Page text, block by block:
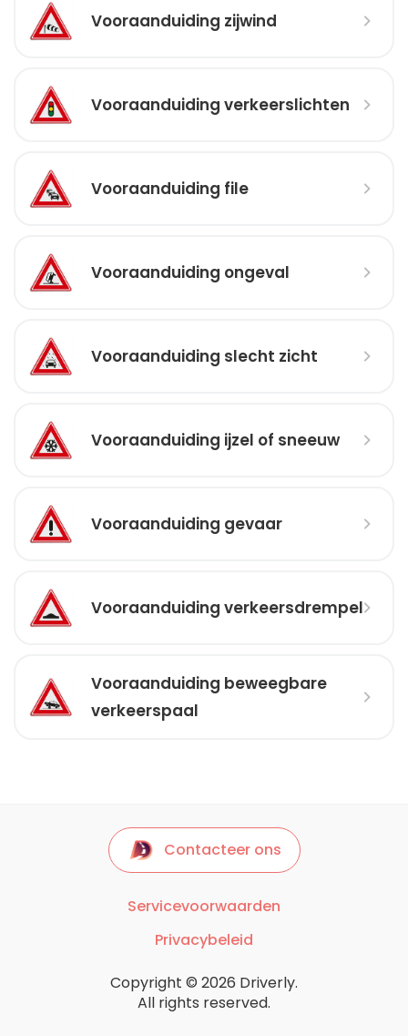
Vooraanduiding zijwind
Vooraanduiding verkeerslichten
Vooraanduiding file
Vooraanduiding ongeval
Vooraanduiding slecht zicht
Vooraanduiding ijzel of sneeuw
Vooraanduiding gevaar
Vooraanduiding verkeersdrempel
Vooraanduiding beweegbare
verkeerspaal
Contacteer ons
Servicevoorwaarden
Privacybeleid
Copyright © 2026 Driverly.
All rights reserved.